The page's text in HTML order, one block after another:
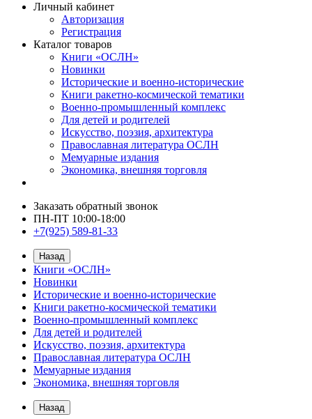
Личный кабинет
Авторизация
Регистрация
Каталог товаров
Книги «ОСЛН»
Новинки
Исторические и военно-исторические
Книги ракетно-космической тематики
Военно-промышленный комплекс
Для детей и родителей
Искусство, поэзия, архитектура
Православная литература ОСЛН
Мемуарные издания
Экономика, внешняя торговля
Заказать обратный звонок
ПН-ПТ 10:00-18:00
+7(925) 589-81-33
Назад
Книги «ОСЛН»
Новинки
Исторические и военно-исторические
Книги ракетно-космической тематики
Военно-промышленный комплекс
Для детей и родителей
Искусство, поэзия, архитектура
Православная литература ОСЛН
Мемуарные издания
Экономика, внешняя торговля
Назад